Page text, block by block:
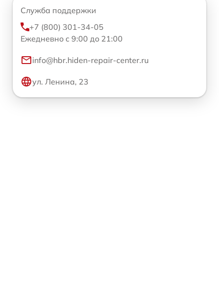
Служба поддержки
+7 (800) 301-34-05
Ежедневно с 9:00 до 21:00
info@hbr.hiden-repair-center.ru
ул. Ленина, 23